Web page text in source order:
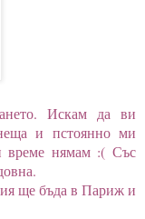
Искам да ви
и пстоянно ми
време нямам :( Със
ще бъда в Париж и